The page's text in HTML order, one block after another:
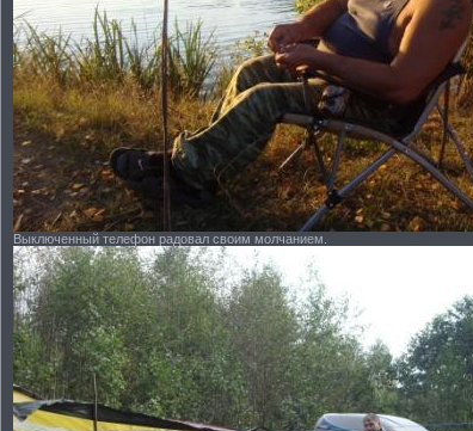
Выключенный телефон радовал своим молчанием.